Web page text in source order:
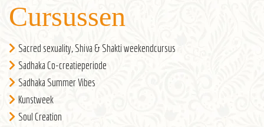
Cursussen
Sacred sexuality, Shiva & Shakti weekendcursus
Sadhaka Co-creatieperiode
Sadhaka Summer Vibes
Kunstweek
Soul Creation